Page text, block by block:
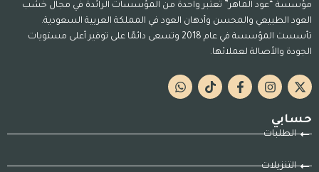
مؤسسة “عود الماهر” تعتبر واحدة من المؤسسات الرائدة في مجال خشب
العود الطبيعي والمحسن وأدهان العود في المملكة العربية السعودية.
تأسست المؤسسة في عام 2018 وتسعى دائمًا على توفير أعلى مستويات
الجودة والأصالة لعملائها.
حسابي
الطلبات
التنزيلات